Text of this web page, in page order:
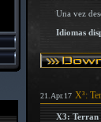
Una vez
Idiomas
21.Apr.17 X³:
X3: Terran